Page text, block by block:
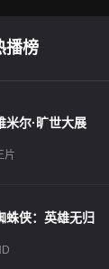
播榜
米尔·旷世大展
片
蛛侠：英雄无归